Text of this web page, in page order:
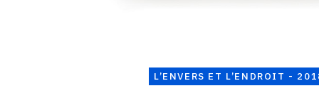
L’ENVERS ET L’ENDROIT -